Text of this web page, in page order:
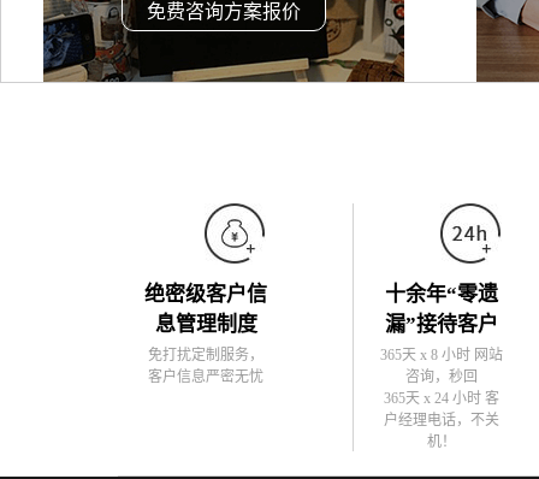
免费咨询方案报价
绝密级客户信
息管理制度
免打扰定制服务，
客户信息严密无忧
十余年“零遗
漏”接待客户
365天 x 8 小时 网站
咨询，秒回
365天 x 24 小时 客
户经理电话，不关
机！